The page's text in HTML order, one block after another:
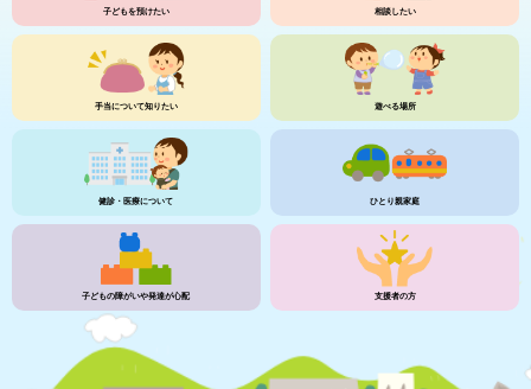
子どもを預けたい 相談したい
手当について知りたい 遊べる場所
健診・医療について ひとり親家庭
子どもの障がいや発達が心配 支援者の方